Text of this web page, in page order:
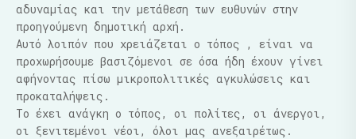
αδυναμίας και την μετάθεση των ευθυνών στην
προηγούμενη δημοτική αρχή.
Αυτό λοιπόν που χρειάζεται ο τόπος , είναι να
προχωρήσουμε βασιζόμενοι σε όσα ήδη έχουν γίνει
αφήνοντας πίσω μικροπολιτικές αγκυλώσεις και
προκαταλήψεις.
Το έχει ανάγκη ο τόπος, οι πολίτες, οι άνεργοι,
οι ξενιτεμένοι νέοι, όλοι μας ανεξαιρέτως.